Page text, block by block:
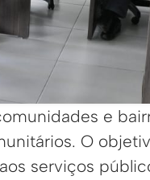
e
O
serviços